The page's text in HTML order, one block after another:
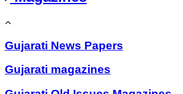
Gujarati News Papers
Gujarati magazines